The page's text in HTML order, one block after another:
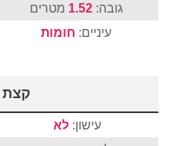
גובה:1.52 מטרים
עיניים: חומות
קצת
עישון: לא